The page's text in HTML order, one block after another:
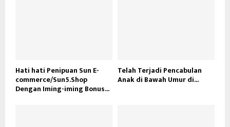
Hati hati Penipuan Sun E-
commerce/Sun5.Shop
Dengan Iming-iming Bonus...
Telah Terjadi Pencabulan
Anak di Bawah Umur di...